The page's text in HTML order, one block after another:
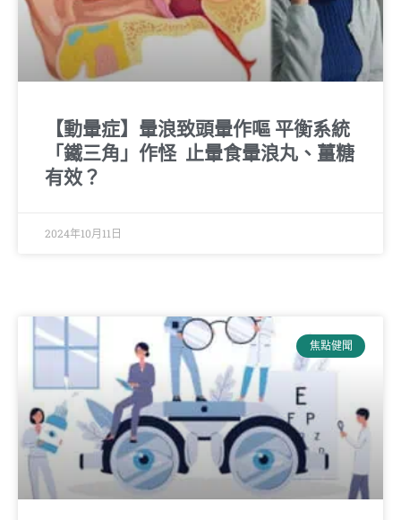
【動暈症】暈浪致頭暈作嘔 平衡系統
「鐵三角」作怪 止暈食暈浪丸、薑糖
有效？
2024年10月11日
焦點健聞